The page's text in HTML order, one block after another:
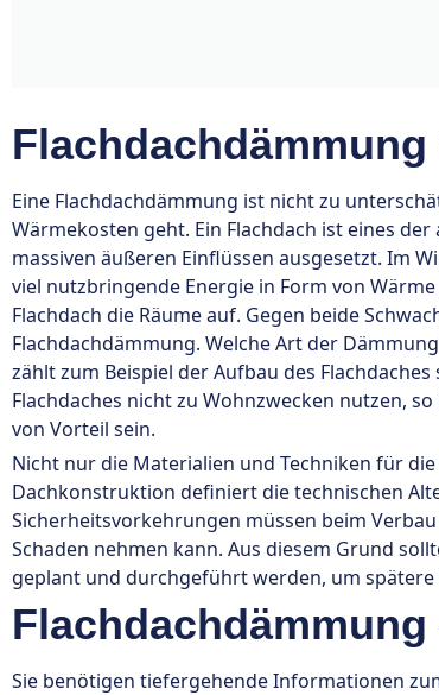
Eine Flachdachdämmung ist nicht zu
Wärmekosten geht. Ein Flachdach ist eines
massiven äußeren Einflüssen ausgesetzt. Im
viel nutzbringende Energie in Form von
Flachdach die Räume auf. Gegen beide
Flachdachdämmung. Welche Art der
zählt zum Beispiel der Aufbau des
Flachdaches nicht zu Wohnzwecken nutzen,
von Vorteil sein.
Nicht nur die Materialien und Techniken für
Dachkonstruktion definiert die technischen
Sicherheitsvorkehrungen müssen beim
Schaden nehmen kann. Aus diesem Grund
geplant und durchgeführt werden, um spätere
Sie benötigen tiefergehende Informationen